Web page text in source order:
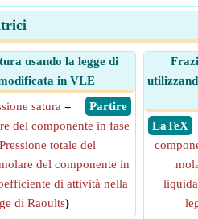
usando la legge di
in VLE
​ Partire
satura =
del componente in fase
Pressione totale del
del componente in
di attività nella
di Raoults)
​ LaTeX
liquida